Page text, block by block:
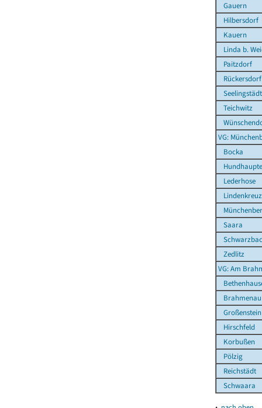
Gauern
Hilbersdorf
Kauern
Linda b.
Paitzdorf
Rückersdorf
Seelingstädt
Teichwitz
VG:
Bocka
Lederhose
Lindenkreuz
Saara
Zedlitz
VG: Am
Brahmenau
Großenstein
Hirschfeld
Korbußen
Pölzig
Reichstädt
Schwaara